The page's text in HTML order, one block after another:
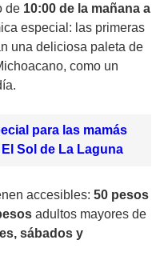
de 10:00 de la mañana a
especial: las primeras
una deliciosa paleta de
como un
para las mamás
Sol de La Laguna
accesibles: 50 pesos
adultos mayores de
sábados y